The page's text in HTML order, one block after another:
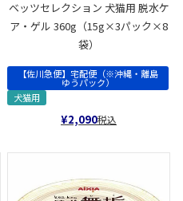
ベッツセレクション 犬猫用 脱水ケ
ア・ゲル 360g（15g×3パック×8
袋）
【佐川急便】宅配便（※沖縄・離島
ゆうパック）
犬猫用
¥2,090税込